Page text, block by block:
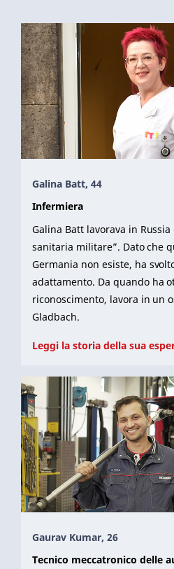
Galina Batt, 44
Infermiera
Galina Batt lavorava in
sanitaria militare”. Dato che
Germania non esiste, ha
adattamento. Da quando ha
riconoscimento, lavora in un
Gladbach.
Leggi la storia della sua
Gaurav Kumar, 26
Tecnico meccatronico delle